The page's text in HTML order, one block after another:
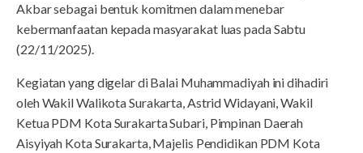
Akbar sebagai bentuk komitmen dalam menebar
kebermanfaatan kepada masyarakat luas pada Sabtu
(22/11/2025).
Kegiatan yang digelar di Balai Muhammadiyah ini dihadiri
oleh Wakil Walikota Surakarta, Astrid Widayani, Wakil
Ketua PDM Kota Surakarta Subari, Pimpinan Daerah
Aisyiyah Kota Surakarta, Majelis Pendidikan PDM Kota